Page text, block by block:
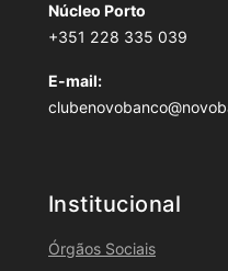
Núcleo Porto
+351 228 335 039
E-mail:
Institucional
Órgãos Sociais